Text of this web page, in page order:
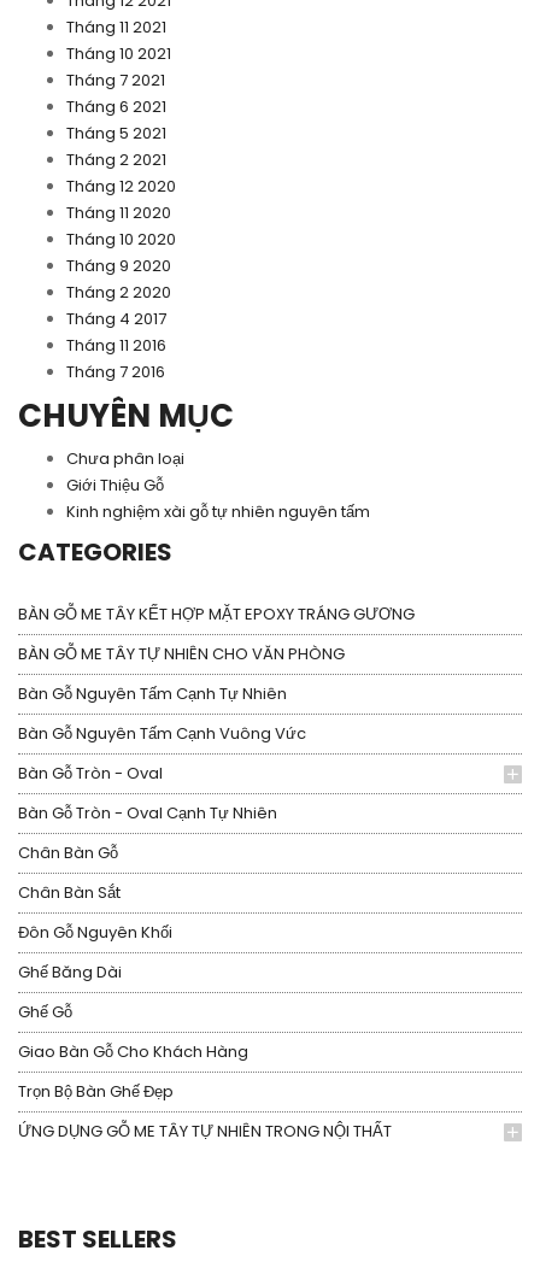
Tháng 11 2021
Tháng 10 2021
Tháng 7 2021
Tháng 6 2021
Tháng 5 2021
Tháng 2 2021
Tháng 12 2020
Tháng 11 2020
Tháng 10 2020
Tháng 9 2020
Tháng 2 2020
Tháng 4 2017
Tháng 11 2016
Tháng 7 2016
CHUYÊN MỤC
Chưa phân loại
Giới Thiệu Gỗ
Kinh nghiệm xài gỗ tự nhiên nguyên tấm
CATEGORIES
BÀN GỖ ME TÂY KẾT HỢP MẶT EPOXY TRÁNG GƯƠNG
BÀN GỖ ME TÂY TỰ NHIÊN CHO VĂN PHÒNG
Bàn Gỗ Nguyên Tấm Cạnh Tự Nhiên
Bàn Gỗ Nguyên Tấm Cạnh Vuông Vức
Bàn Gỗ Tròn - Oval
Bàn Gỗ Tròn - Oval Cạnh Tự Nhiên
Chân Bàn Gỗ
Chân Bàn Sắt
Đôn Gỗ Nguyên Khối
Ghế Băng Dài
Ghế Gỗ
Giao Bàn Gỗ Cho Khách Hàng
Trọn Bộ Bàn Ghế Đẹp
ỨNG DỤNG GỖ ME TÂY TỰ NHIÊN TRONG NỘI THẤT
BEST SELLERS